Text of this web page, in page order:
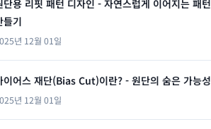
단용 리핏 패턴 디자인 - 자연스럽게 이어지는 패턴
들기
년 12월 01일
이어스 재단(Bias Cut)이란? - 원단의 숨은 가능성
년 12월 01일